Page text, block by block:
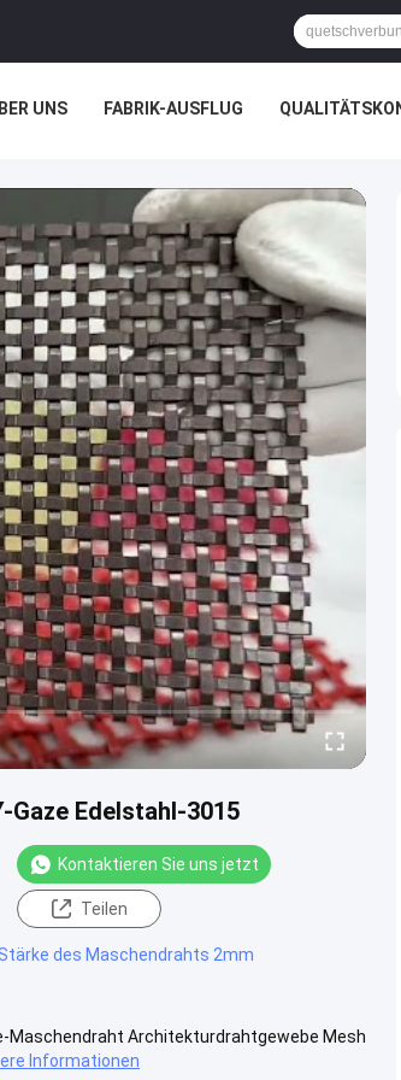
UNS FABRIK-AUSFLUG
Edelstahl-3015
Kontaktieren Sie uns jetzt
Teilen
des Maschendrahts 2mm
Maschendraht Architekturdrahtgewebe Mesh
Informationen